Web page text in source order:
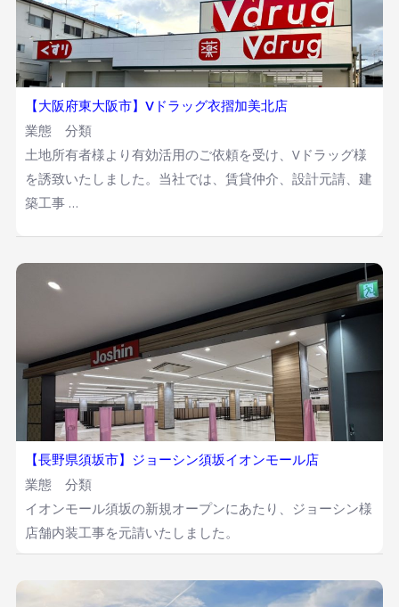
【大阪府東大阪市】Vドラッグ衣摺加美北店
業態 分類
土地所有者様より有効活用のご依頼を受け、Vドラッグ様
を誘致いたしました。当社では、賃貸仲介、設計元請、建
築工事 …
【長野県須坂市】ジョーシン須坂イオンモール店
業態 分類
イオンモール須坂の新規オープンにあたり、ジョーシン様
店舗内装工事を元請いたしました。